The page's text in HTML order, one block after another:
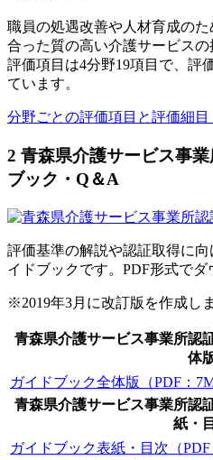
職員の処遇改善や人材育成の
合った質の高い介護サービスの
評価項目は4分野19項目で、評
ています。
分野ごとの評価項目と評価細
2 青森県介護サービス事
ブック・Q＆A
評価基準の解説や認証取得に
イドブックです。PDF形式でダ
※2019年3月に改訂版を作成し
青森県介護サービス事業所
体
ガイドブック全体版（PDF：
青森県介護サービス事業所
紙・
ガイドブック表紙・目次（PDF